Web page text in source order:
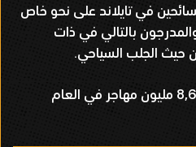
في تايلاند على نحو خاص
بالتالي في ذات
حيث الجلب السياحي.
السياحة في بتايا استقطبت 8,67 مليون مهاجر في العام